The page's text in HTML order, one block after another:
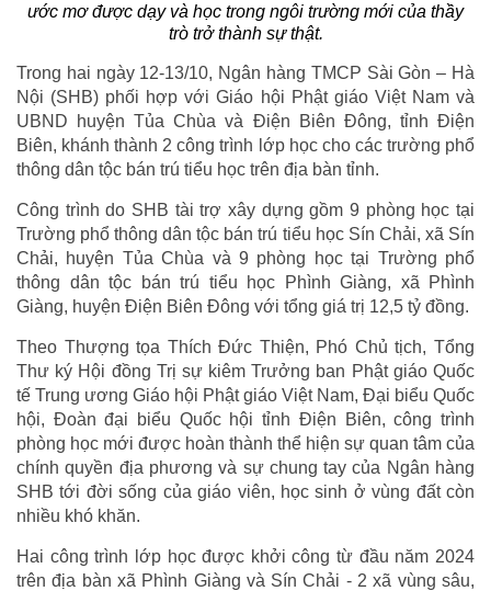
ước mơ được dạy và học trong ngôi trường mới của thầy
trò trở thành sự thật.
Trong hai ngày 12-13/10, Ngân hàng TMCP Sài Gòn – Hà
Nội (SHB) phối hợp với Giáo hội Phật giáo Việt Nam và
UBND huyện Tủa Chùa và Điện Biên Đông, tỉnh Điện
Biên, khánh thành 2 công trình lớp học cho các trường phổ
thông dân tộc bán trú tiểu học trên địa bàn tỉnh.
Công trình do SHB tài trợ xây dựng gồm 9 phòng học tại
Trường phổ thông dân tộc bán trú tiểu học Sín Chải, xã Sín
Chải, huyện Tủa Chùa và 9 phòng học tại Trường phổ
thông dân tộc bán trú tiểu học Phình Giàng, xã Phình
Giàng, huyện Điện Biên Đông với tổng giá trị 12,5 tỷ đồng.
Theo Thượng tọa Thích Đức Thiện, Phó Chủ tịch, Tổng
Thư ký Hội đồng Trị sự kiêm Trưởng ban Phật giáo Quốc
tế Trung ương Giáo hội Phật giáo Việt Nam, Đại biểu Quốc
hội, Đoàn đại biểu Quốc hội tỉnh Điện Biên, công trình
phòng học mới được hoàn thành thể hiện sự quan tâm của
chính quyền địa phương và sự chung tay của Ngân hàng
SHB tới đời sống của giáo viên, học sinh ở vùng đất còn
nhiều khó khăn.
Hai công trình lớp học được khởi công từ đầu năm 2024
trên địa bàn xã Phình Giàng và Sín Chải - 2 xã vùng sâu,